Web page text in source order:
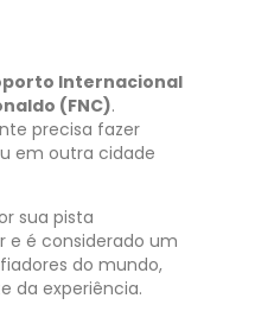
Internacional
(FNC).
precisa fazer
em outra cidade
sua pista
e é considerado um
do mundo,
da experiência.